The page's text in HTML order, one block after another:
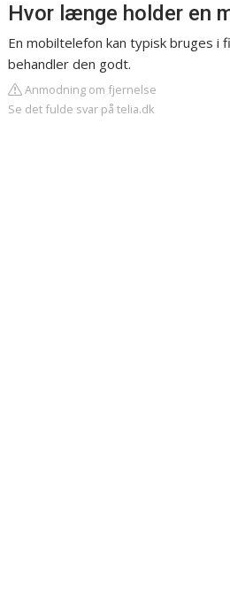
Hvor længe holder en
En mobiltelefon kan typisk bruges i
behandler den godt.
Anmodning om fjernelse
Se det fulde svar på telia.dk